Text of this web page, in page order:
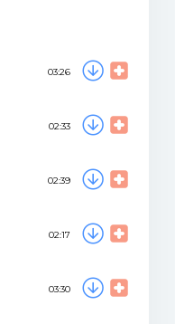
03:26
02:33
02:39
02:17
03:30